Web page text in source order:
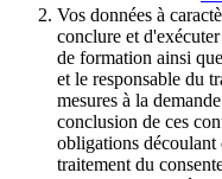
Vos données à
conclure et
de formation ainsi
et le responsable du
mesures à la
conclusion de ces
obligations découlant
traitement du